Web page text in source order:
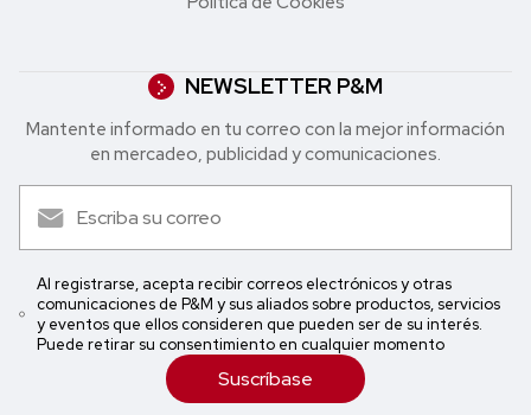
NEWSLETTER P&M
Mantente informado en tu correo con la mejor in formación
en mercadeo, publicidad y comunicaciones.
Al registrarse, acepta recibir correos electrónicos y otras
comunicaciones de P&M y sus aliados sobre productos, servicios
y eventos que ellos consideren que pueden ser de su interés.
Puede retirar su consentimiento en cualquier momento
Suscríbase